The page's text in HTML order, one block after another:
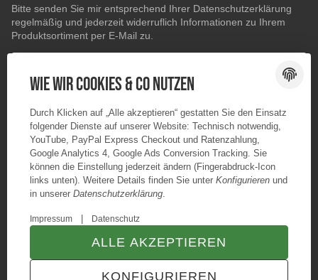
Bitte senden Sie mir entsprechend Ihrer Datenschutzerklärung
regelmäßig und jederzeit widerruflich Informationen zu Ihrem
Produktsortiment per E-Mail zu.
ABONNIEREN
Wie wir Cookies & Co nutzen
Durch Klicken auf „Alle akzeptieren“ gestatten Sie den Einsatz
folgender Dienste auf unserer Website: Technisch notwendig,
YouTube, PayPal Express Checkout und Ratenzahlung,
Google Analytics 4, Google Ads Conversion Tracking. Sie
können die Einstellung jederzeit ändern (Fingerabdruck-Icon
links unten). Weitere Details finden Sie unter Konfigurieren und
in unserer Datenschutzerklärung.
Impressum Datenschutz
KONFIGURIEREN
ALLE AKZEPTIEREN